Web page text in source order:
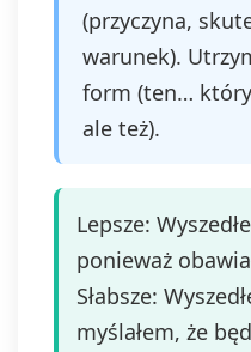
(przyczyna,
warunek).
form (ten…
ale też).
Lepsze:
ponieważ
Słabsze:
myślałem, że